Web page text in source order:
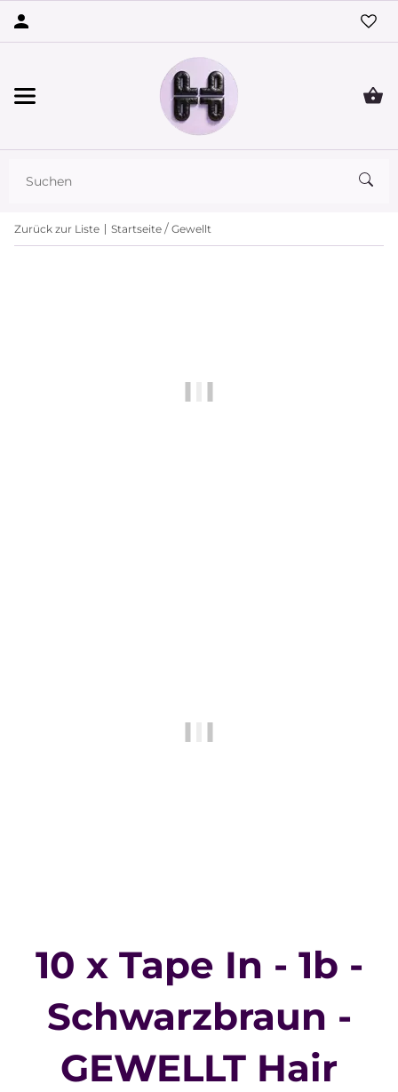
Zurück zur Liste Startseite Gewellt
10 x Tape In - 1b -
Schwarzbraun -
GEWELLT Hair